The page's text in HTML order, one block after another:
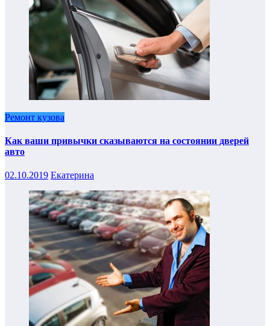
Ремонт кузова
Как ваши привычки сказываются на состоянии дверей
авто
02.10.2019 Екатерина